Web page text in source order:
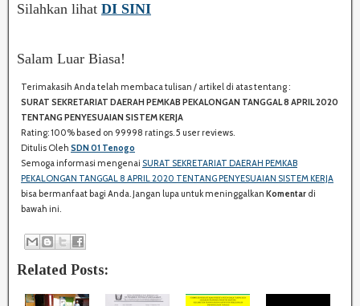
Silahkan lihat DI SINI
Salam Luar Biasa!
Terimakasih Anda telah membaca tulisan / artikel di atas tentang :
SURAT SEKRETARIAT DAERAH PEMKAB PEKALONGAN TANGGAL 8 APRIL 2020
TENTANG PENYESUAIAN SISTEM KERJA
Rating:100% based on 99998 ratings.5 user reviews.
Ditulis Oleh SDN 01 Tenogo
Semoga informasi mengenai SURAT SEKRETARIAT DAERAH PEMKAB
PEKALONGAN TANGGAL 8 APRIL 2020 TENTANG PENYESUAIAN SISTEM KERJA
bisa bermanfaat bagi Anda. Jangan lupa untuk meninggalkan Komentar di
bawah ini.
Related Posts: